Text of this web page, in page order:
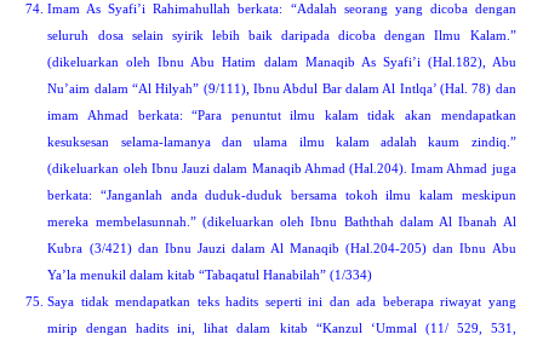
Imam As Syafi’i Rahimahullah berkata: “Adalah seorang yang dicoba dengan
seluruh dosa selain syirik lebih baik daripada dicoba dengan Ilmu Kalam.”
(dikeluarkan oleh Ibnu Abu Hatim dalam Manaqib As Syafi’i (Hal.182), Abu
Nu’aim dalam “Al Hilyah” (9/111), Ibnu Abdul Bar dalam Al Intlqa’ (Hal. 78) dan
imam Ahmad berkata: “Para penuntut ilmu kalam tidak akan mendapatkan
kesuksesan selama-lamanya dan ulama ilmu kalam adalah kaum zindiq.”
(dikeluarkan oleh Ibnu Jauzi dalam Manaqib Ahmad (Hal.204). Imam Ahmad juga
berkata: “Janganlah anda duduk-duduk bersama tokoh ilmu kalam meskipun
mereka membelasunnah.” (dikeluarkan oleh Ibnu Baththah dalam Al Ibanah Al
Kubra (3/421) dan Ibnu Jauzi dalam Al Manaqib (Hal.204-205) dan Ibnu Abu
Ya’la menukil dalam kitab “Tabaqatul Hanabilah” (1/334)
Saya tidak mendapatkan teks hadits seperti ini dan ada beberapa riwayat yang
mirip dengan hadits ini, lihat dalam kitab “Kanzul ‘Ummal (11/ 529, 531,